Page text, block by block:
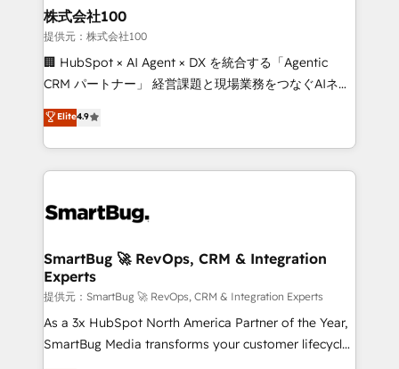
from week one, in your time zone. What we do ➤
Onboarding: Live in weeks, with workflows built
around your business, not a template. ➤ Migration:
Move from any legacy CRM. Zero downtime, full data
run your revenue process. Sales, marketing, and
service wired together. ➤ AI and Integrations: Layer
tune-ups, feature rollouts, adoption coaching. Buying
HubSpot, switching to it, or reviving a stale portal?
We are built for the work.
株式会社100
提供元：株式会社100
🏢 HubSpot × AI Agent × DX を統合する「Agentic
CRM パートナー」 経営課題と現場業務をつなぐAIネイ
ティブ・エージェンシーとして、HubSpot Eliteの実装
力で顧客フロント業務を再設計します。 💡 100inc は何
をする会社か？ HubSpotを共通基盤に、AIエージェン
トを組み込んだ顧客フロント業務（マーケティング・営
ィブ・エージェンシーです。事業部・グループ会社・部
を、CRMを軸とした全社共通基盤に再構築します。意
思決定者・PMO・現場担当者に並走します。 1️⃣
HubSpot導入・活用支援 顧客データの一元化から、
GTMの見える化・自動化まで。全Hub統合運用、デー
タ品質設計、グループ横断のCRM統合に対応します。
Elite4.9
SmartBug 🚀 RevOps, CRM & Integration
Experts
提供元：SmartBug 🚀 RevOps, CRM & Integration Experts
As a 3x HubSpot North America Partner of the Year,
SmartBug Media transforms your customer lifecycle
into a revenue engine. Our unified ecosystem